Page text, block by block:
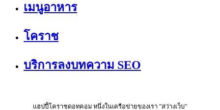
เมนูอาหาร
โคราช
บริการลงบทความ SEO
แฮปปี้โคราชดอทคอม หนึ่งในเครือข่ายของเรา "สว่างเว็บ"